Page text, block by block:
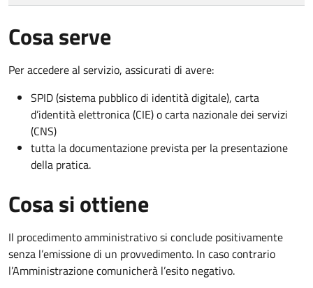
Cosa serve
Per accedere al servizio, assicurati di avere:
SPID (sistema pubblico di identità digitale), carta
d’identità elettronica (CIE) o carta nazionale dei servizi
(CNS)
tutta la documentazione prevista per la presentazione
della pratica.
Cosa si ottiene
Il procedimento amministrativo si conclude positivamente
senza l’emissione di un provvedimento. In caso contrario
l’Amministrazione comunicherà l’esito negativo.